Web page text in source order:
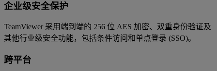
企业级安全保护
TeamViewer 采用端到端的 256 位 AES 加密、双重身份验证及
其他行业级安全功能，包括条件访问和单点登录 (SSO)。
跨平台